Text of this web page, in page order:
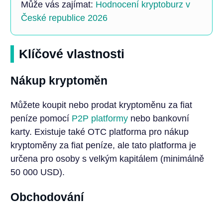
Může vás zajímat: Hodnocení kryptoburz v
České republice 2026
Klíčové vlastnosti
Nákup kryptoměn
Můžete koupit nebo prodat kryptoměnu za fiat
peníze pomocí P2P platformynebo bankovní
karty. Existuje také OTC platforma pro nákup
kryptoměny za fiat peníze, ale tato platforma je
určena pro osoby s velkým kapitálem (minimálně
50 000 USD).
Obchodování